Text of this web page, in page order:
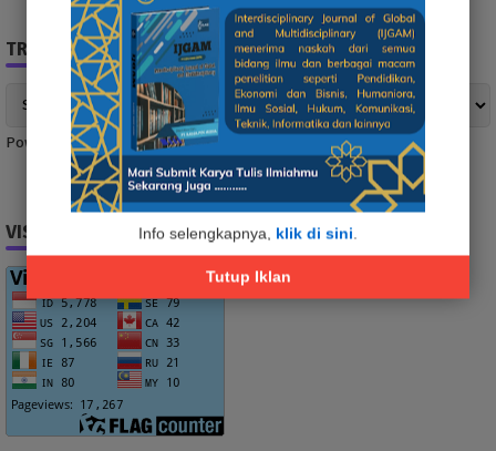
Info selengkapnya, klik di sini.
Tutup Iklan
TRANSLATE NEWS
Powered by Translate
VISITOR